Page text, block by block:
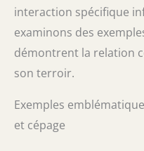
interaction spécifique
examinons des
démontrent la relation
son terroir.
Exemples
et cépage